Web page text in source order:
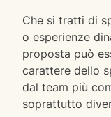
Che si tratti di
o esperienze
proposta può
carattere dello
dal team più
soprattutto